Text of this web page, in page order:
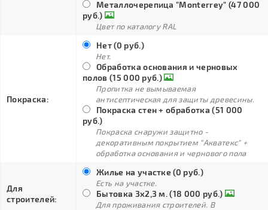
Металлочерепица "Monterrey" (47 000
руб.)
Цвет по каталогу RAL
Покраска:
Нет (0 руб.)
Нет.
Обработка основания и черновых
полов (15 000 руб.)
Пропитка не вымываемая
антисептическая для защиты древесины.
Покраска стен + обработка (51 000
руб.)
Покраска снаружи защитно -
декоративным покрытием "Акватекс" +
обработка основания и чернового пола
Для
строителей:
Жилье на участке (0 руб.)
Есть на участке.
Бытовка 3х2,3 м. (18 000 руб.)
Для проживания строителей. В